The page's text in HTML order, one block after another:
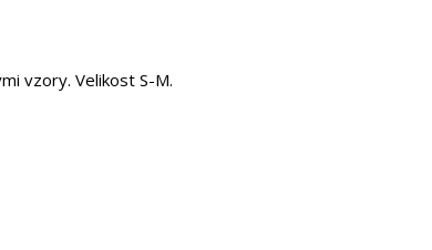
vzory. Velikost S-M.